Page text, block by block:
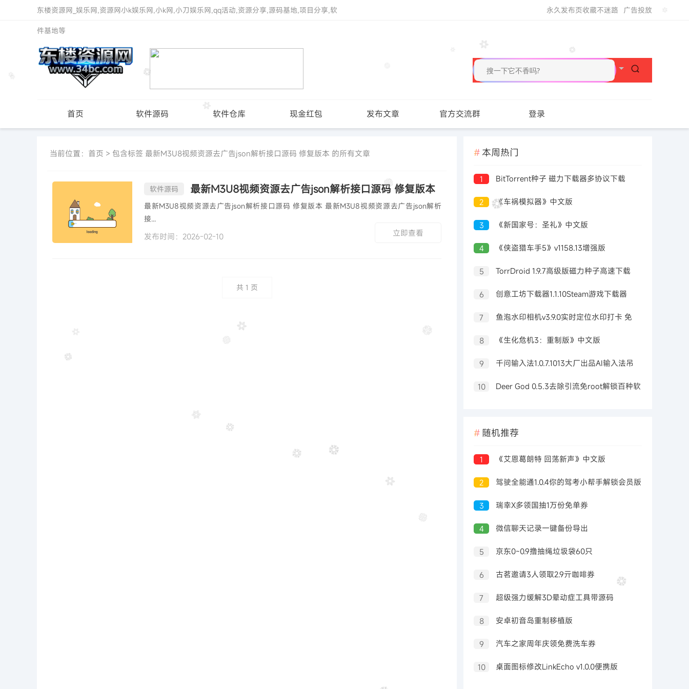
东楼资源网_娱乐网,资源网小k娱乐网,小k网,小刀娱乐网,qq活动,资源分享,源码基地,项目分享,软
件基地等
广告投放
永久发布页收藏不迷路
首页 软件源码 软件仓库 现金红包 发布文章 官方交流群 登录
当前位置： 首页 > 包含标签 最新M3U8视频资源去广告json解析接口源码 修复版本 的所有文章
软件源码 最新M3U8视频资源去广告json解析接口源码 修复版本
最新M3U8视频资源去广告json解析接口源码 修复版本 最新M3U8视频资源去广告json解析
接...
发布时间：2026-02-10 立即查看
共 1 页
本周热门
1 BitTorrent种子 磁力下载器多协议下载
2 《车祸模拟器》中文版
3 《新国家号：圣礼》中文版
4 《侠盗猎车手5》v1158.13增强版
5
TorrDroid 1.9.7高级版磁力种子高速下载
6 创意工坊下载器1.1.10Steam游戏下载器
7
鱼泡水印相机v3.9.0实时定位水印打卡 免
8 《生化危机3：重制版》中文版
9
千问输入法1.0.7.1013大厂出品AI输入法吊
10
Deer God 0.5.3去除引流免root解锁百种软
随机推荐
1 《艾恩葛朗特 回荡新声》中文版
2 驾驶全能通1.0.4你的驾考小帮手解锁会员版
3 瑞幸X多领国抽1万份免单券
4 微信聊天记录一键备份导出
5 京东0~0.9撸抽绳垃圾袋60只
6 古茗邀请3人领取2.9亓咖啡券
7 超级强力缓解3D晕动症工具带源码
8 安卓初音岛重制移植版
9 汽车之家周年庆领免费洗车券
10 桌面图标修改LinkEcho v1.0.0便携版